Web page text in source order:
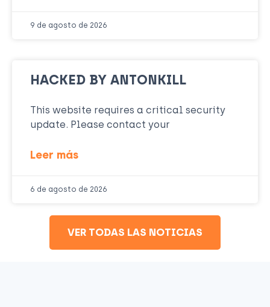
9 de agosto de 2026
HACKED BY ANTONKILL
This website requires a critical security
update. Please contact your
Leer más
6 de agosto de 2026
VER TODAS LAS NOTICIAS